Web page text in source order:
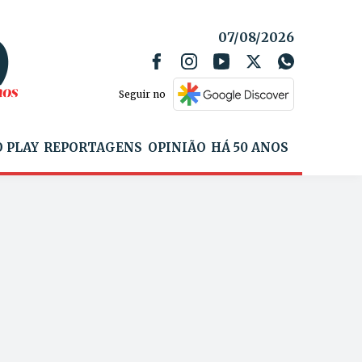
07/08/2026
Seguir no
PLAY REPORTAGENS OPINIÃO HÁ 50 ANOS